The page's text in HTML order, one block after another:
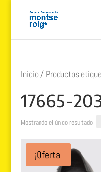
Inicio / Productos
17665-
Mostrando el único resultado
¡Oferta!